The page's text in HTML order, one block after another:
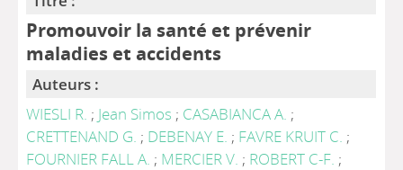
Promouvoir la santé et prévenir
maladies et accidents
Auteurs :
WIESLI R. ; Jean Simos ; CASABIANCA A. ;
CRETTENAND G. ; DEBENAY E. ; FAVRE KRUIT C. ;
FOURNIER FALL A. ; MERCIER V. ; ROBERT C-F. ;